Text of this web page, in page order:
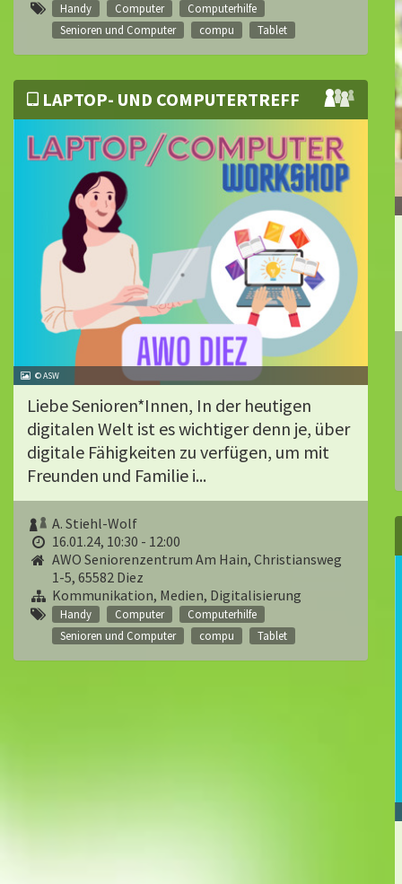
Handy Computer
Computerhilfe
Senioren und Computer
compu Tablet
LAPTOP- UND COMPUTERTREFF
© ASW
Liebe Senioren*Innen, In der heutigen
digitalen Welt ist es wichtiger denn je, über
digitale Fähigkeiten zu verfügen, um mit
Freunden und Familie i...
A. Stiehl-Wolf
16.01.24, 10:30 - 12:00
AWO Seniorenzentrum Am Hain, Christiansweg
1-5, 65582 Diez
Kommunikation, Medien, Digitalisierung
Handy Computer
Computerhilfe
Senioren und Computer
compu Tablet